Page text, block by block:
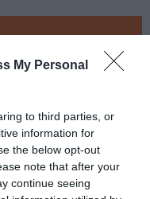
My Personal
to third parties, or
information for
the below opt-out
note that after your
continue seeing
ΡΕΝΟΣ ΧΑΡΑΛΑΜΠΙΔΗΣ